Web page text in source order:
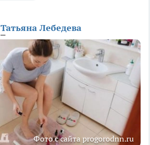
Татьяна Лебедева
Фото с сайта progorodnn.ru